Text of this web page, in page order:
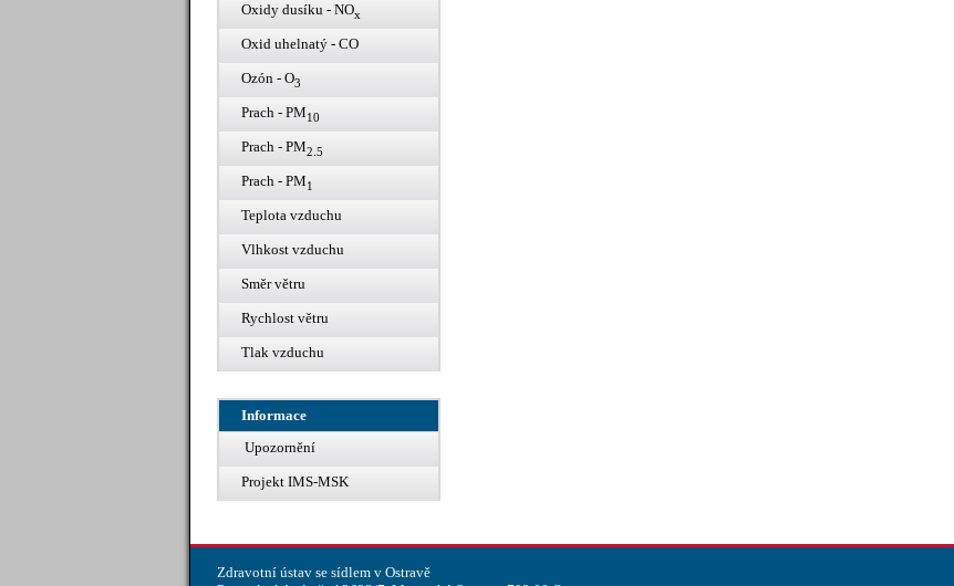
Oxidy dusíku - NOx
Oxid uhelnatý - CO
Ozón - O3
Prach - PM10
Prach - PM2.5
Prach - PM1
Teplota vzduchu
Vlhkost vzduchu
Směr větru
Rychlost větru
Tlak vzduchu
Informace
Upozornění
Projekt IMS-MSK
Zdravotní ústav se sídlem v Ostravě